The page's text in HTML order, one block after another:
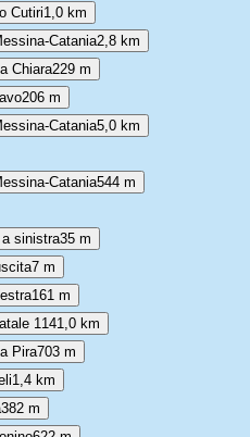
Cutiri1,0 km
Catania2,8 km
Chiara229 m
206 m
Catania5,0 km
Catania544 m
sinistra35 m
7 m
161 m
1141,0 km
Pira703 m
1,4 km
382 m